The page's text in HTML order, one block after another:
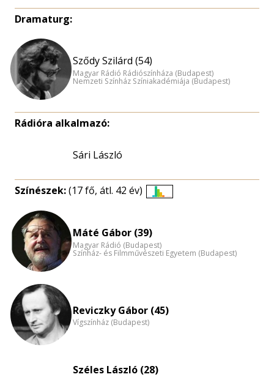
Dramaturg:
Sződy Szilárd (54)
Magyar Rádió Rádiószínháza (Budapest)
Nemzeti Színház Színiakadémiája (Budapest)
Rádióra alkalmazó:
Sári László
Színészek:(17 fő, átl. 42 év)
Máté Gábor (39)
Magyar Rádió (Budapest)
Színház- és Filmművészeti Egyetem (Budapest)
Reviczky Gábor (45)
Vígszínház (Budapest)
Széles László (28)